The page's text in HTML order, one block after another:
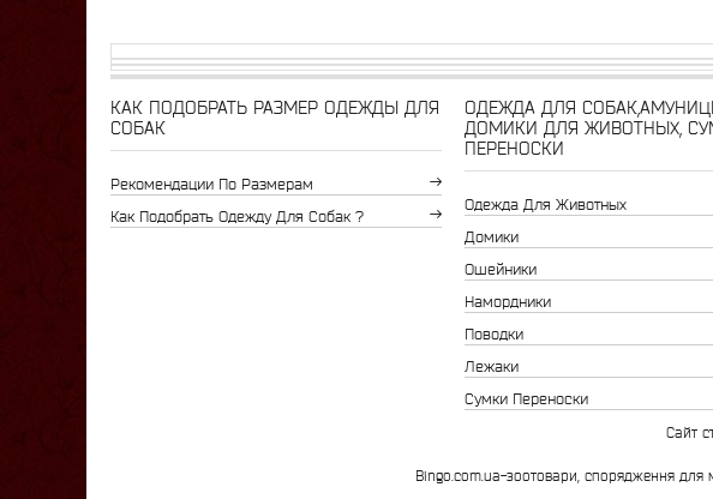
КАК ПОДОБРАТЬ РАЗМЕР ОДЕЖДЫ ДЛЯ
СОБАК
Рекомендации По Размерам
Как Подобрать Одежду Для Собак ?
ОДЕЖДА ДЛЯ
ДОМИКИ ДЛЯ ЖИВОТНЫХ,
ПЕРЕНОСКИ
Одежда Для Животных
Домики
Ошейники
Намордники
Поводки
Лежаки
Сумки Переноски
Сайт